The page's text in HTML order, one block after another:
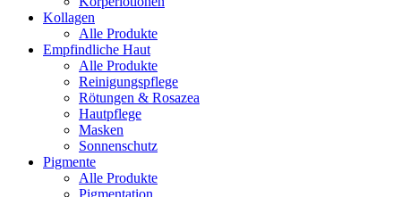
Kollagen
Alle Produkte
Empfindliche Haut
Alle Produkte
Reinigungspflege
Rötungen & Rosazea
Hautpflege
Masken
Sonnenschutz
Pigmente
Alle Produkte